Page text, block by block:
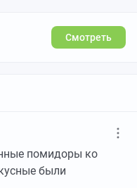
Смотреть
помидоры ко
были